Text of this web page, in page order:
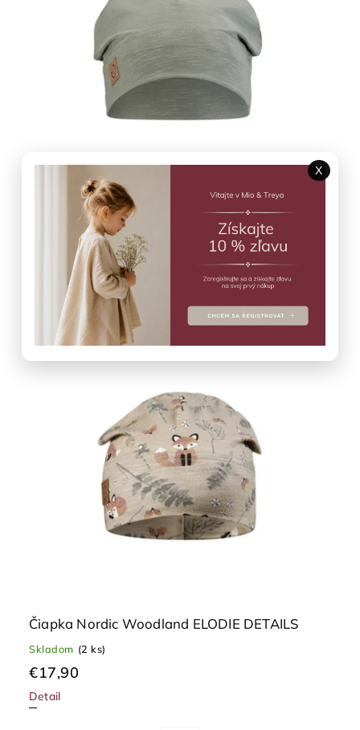
Čiapka Hazy Jade ELODIE DETAILS
(2 ks)
€19,50
Čiapka Nordic Woodland ELODIE DETAILS
Skladom (2 ks)
€17,90
Detail
X